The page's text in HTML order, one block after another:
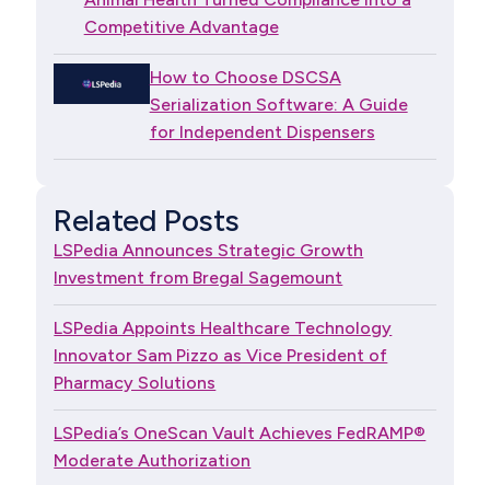
Competitive Advantage
How to Choose DSCSA
Serialization Software: A Guide
for Independent Dispensers
Related Posts
LSPedia Announces Strategic Growth
Investment from Bregal Sagemount
LSPedia Appoints Healthcare Technology
Innovator Sam Pizzo as Vice President of
Pharmacy Solutions
LSPedia’s OneScan Vault Achieves FedRAMP®
Moderate Authorization